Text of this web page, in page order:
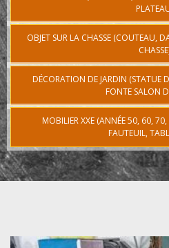
OBJET SUR LA CHASSE (COUTEAU,
DÉCORATION DE JARDIN (STATUE
FONTE SALON
MOBILIER XXE (ANNÉE 50, 60,
FAUTEUIL,